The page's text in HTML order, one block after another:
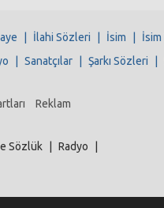
İlahi Sözleri İsim
Sanatçılar Şarkı Sözleri
Reklam
Sözlük Radyo